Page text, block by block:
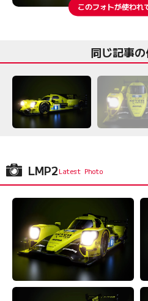
このフォトが使われ
同じ記事
LMP2